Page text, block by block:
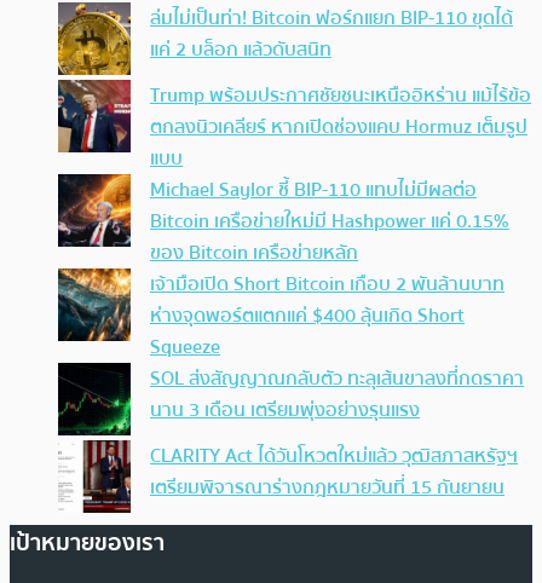
ล่มไม่เป็นท่า! Bitcoin ฟอร์กแยก BIP-110 ขุดได้
แค่ 2 บล็อก แล้วดับสนิท
Trump พร้อมประกาศชัยชนะเหนืออิหร่าน แม้ไร้ข้อ
ตกลงนิวเคลียร์ หากเปิดช่องแคบ Hormuz เต็มรูป
แบบ
Michael Saylor ชี้ BIP-110 แทบไม่มีผลต่อ
Bitcoin เครือข่ายใหม่มี Hashpower แค่ 0.15%
ของ Bitcoin เครือข่ายหลัก
เจ้ามือเปิด Short Bitcoin เกือบ 2 พันล้านบาท
ห่างจุดพอร์ตแตกแค่ $400 ลุ้นเกิด Short
Squeeze
SOL ส่งสัญญาณกลับตัว ทะลุเส้นขาลงที่กดราคา
นาน 3 เดือน เตรียมพุ่งอย่างรุนแรง
CLARITY Act ได้วันโหวตใหม่แล้ว วุฒิสภาสหรัฐฯ
เตรียมพิจารณาร่างกฎหมายวันที่ 15 กันยายน
เป้าหมายของเรา